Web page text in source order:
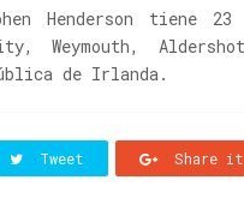
Henderson tiene
de Irlanda.
Tweet Share it